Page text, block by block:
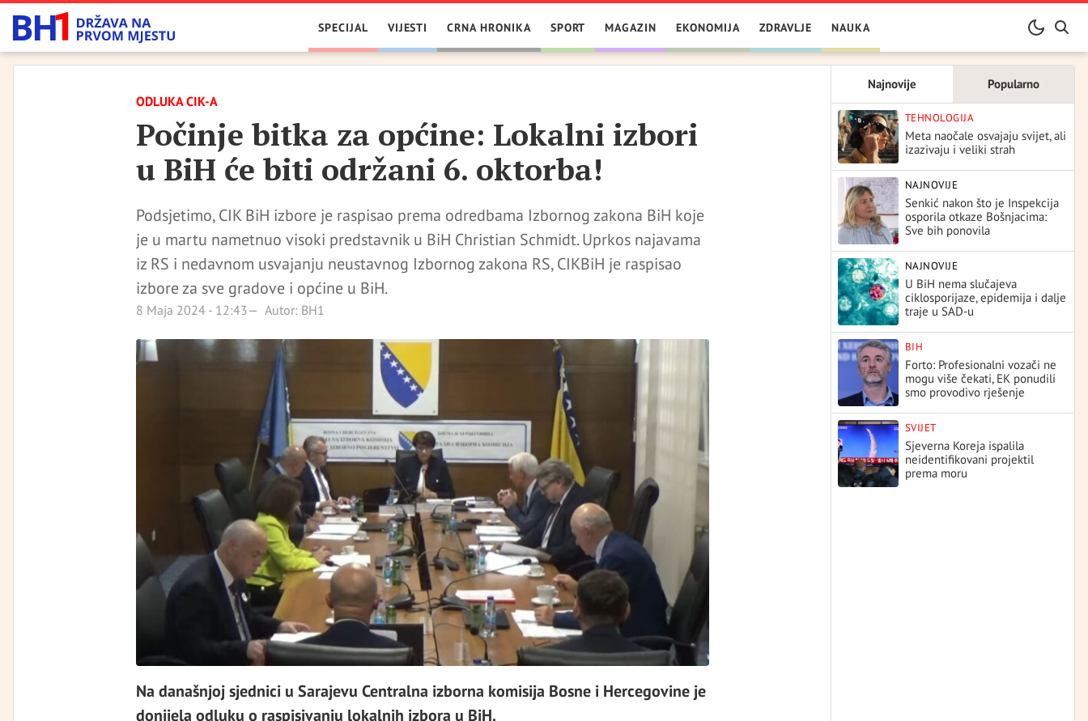
SPECIJAL VIJESTI CRNA HRONIKA SPORT MAGAZIN EKONOMIJA ZDRAVLJE NAUKA
ODLUKA CIK-A
Počinje bitka za općine: Lokalni izbori
u BiH će biti održani 6. oktorba!
Podsjetimo, CIK BiH izbore je raspisao prema odredbama Izbornog zakona BiH koje
je u martu nametnuo visoki predstavnik u BiH Christian Schmidt. Uprkos najavama
iz RS i nedavnom usvajanju neustavnog Izbornog zakona RS, CIKBiH je raspisao
izbore za sve gradove i općine u BiH.
8 Maja 2024 - 12:43 Autor: BH1
Na današnjoj sjednici u Sarajevu Centralna izborna komisija Bosne i Hercegovine je
donijela odluku o raspisivanju lokalnih izbora u BiH.
Najnovije Popularno
TEHNOLOGIJA
Meta naočale osvajaju svijet, ali
izazivaju i veliki strah
NAJNOVIJE
Senkić nakon što je Inspekcija
osporila otkaze Bošnjacima:
Sve bih ponovila
NAJNOVIJE
U BiH nema slučajeva
ciklosporijaze, epidemija i dalje
traje u SAD-u
BIH
Forto: Profesionalni vozači ne
mogu više čekati, EK ponudili
smo provodivo rješenje
SVIJET
Sjeverna Koreja ispalila
neidentifikovani projektil
prema moru